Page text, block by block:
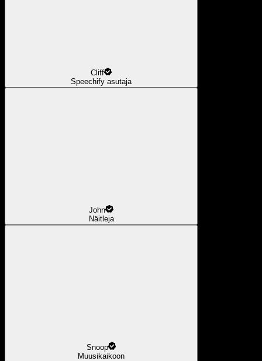
Cliff
Speechify asutaja
John
Näitleja
Snoop
Muusikaikoon